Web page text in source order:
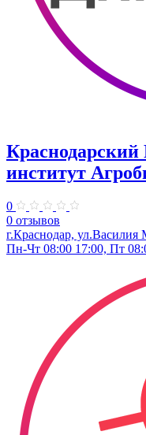
институт
0
0 отзывов
г.Краснодар, ул.Василия
Пн-Чт 08:00 17:00, Пт